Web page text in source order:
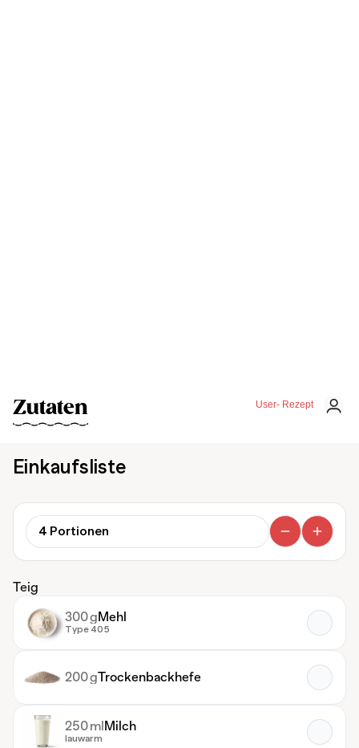
User- Rezept
Zutaten